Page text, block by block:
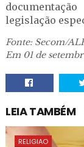
legislação
Fonte: Secom/
Em 01 de
LEIA TAMBÉM
RELIGIAO